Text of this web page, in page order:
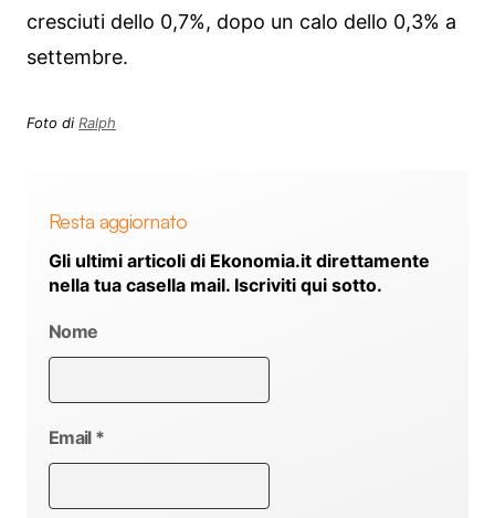
cresciuti dello 0,7%, dopo un calo dello 0,3% a
settembre.
Foto di Ralph
Resta aggiornato
Gli ultimi articoli di Ekonomia.it direttamente
nella tua casella mail. Iscriviti qui sotto.
Nome
Email *